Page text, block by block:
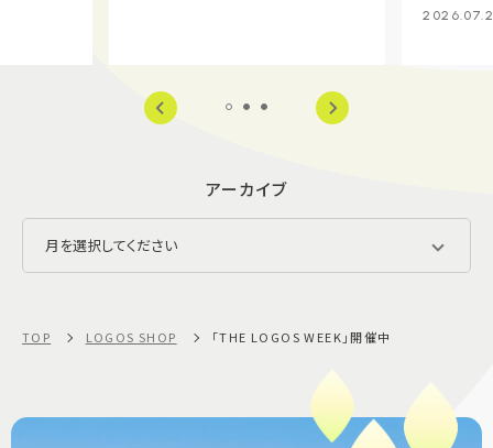
アーカイブ
TOP LOGOS SHOP 「THE LOGOS WEEK」開催中